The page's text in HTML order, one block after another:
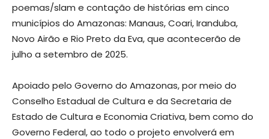
poemas/slam e contação de histórias em cinco
municípios do Amazonas: Manaus, Coari, Iranduba,
Novo Airão e Rio Preto da Eva, que acontecerão de
julho a setembro de 2025.
Apoiado pelo Governo do Amazonas, por meio do
Conselho Estadual de Cultura e da Secretaria de
Estado de Cultura e Economia Criativa, bem como do
Governo Federal, ao todo o projeto envolverá em